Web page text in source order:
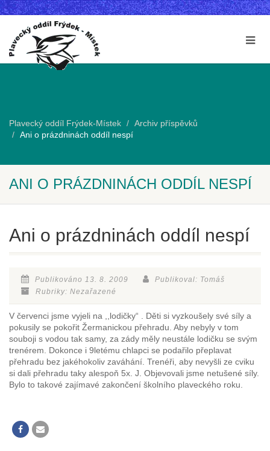
Plavecký oddíl Frýdek-Místek
Archiv příspěvků
Ani o prázdninách oddíl nespí
ANI O PRÁZDNINÁCH ODDÍL NESPÍ
Ani o prázdninách oddíl nespí
Publikováno 13. 8. 2009
Publikoval: Tomáš
Rubriky: Nezařazené
V červenci jsme vyjeli na ,,lodičky“ . Děti si vyzkoušely své síly a
pokusily se pokořit Žermanickou přehradu. Aby nebyly v tom
souboji s vodou tak samy, za zády měly neustále lodičku se svým
trenérem. Dokonce i 9letému chlapci se podařilo přeplavat
přehradu bez jakéhokoliv zaváhání. Trenéři, aby nevyšli ze cviku
si dali přehradu taky alespoň 5x. J. Objevovali jsme netušené síly.
Bylo to takové zajímavé zakončení školního plaveckého roku.